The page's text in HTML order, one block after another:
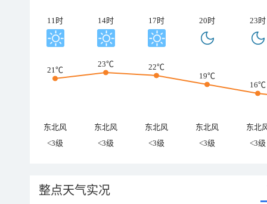
11时 14时 17时 20时 23时
21℃
23℃
22℃
19℃
16℃
东北风 东北风 东北风 东北风
东北
<3级
<3级 <3级 <3级 <3级
整点天气实况